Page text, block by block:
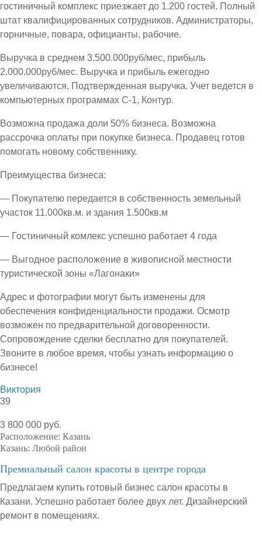
гостиничный комплекс приезжает до 1.200 гостей. Полный
штат квалифицированных сотрудников. Администраторы,
горничные, повара, официанты, рабочие.
Выручка в среднем 3.500.000руб/мес, прибыль
2.000.000руб/мес. Выручка и прибыль ежегодно
увеличиваются. Подтвержденная выручка. Учет ведется в
компьютерных программах С-1, Контур.
Возможна продажа доли 50% бизнеса. Возможна
рассрочка оплаты при покупке бизнеса. Продавец готов
помогать новому собственнику.
Преимущества бизнеса:
— Покупателю передается в собственность земельный
участок 11.000кв.м. и здания 1.500кв.м
— Гостиничный комлекс успешно работает 4 года
— Выгодное расположение в живописной местности
туристической зоны «Лагонаки»
Адрес и фотографии могут быть изменены для
обеспечения конфиденциальности продажи. Осмотр
возможен по предварительной договоренности.
Сопровождение сделки бесплатно для покупателей.
Звоните в любое время, чтобы узнать информацию о
бизнесе!
Виктория
39
3 800 000 руб.
Расположение: Казань
Казань: Любой район
Премиальный салон красоты в центре города
Предлагаем купить готовый бизнес салон красоты в
Казани. Успешно работает более двух лет. Дизайнерский
ремонт в помещениях.